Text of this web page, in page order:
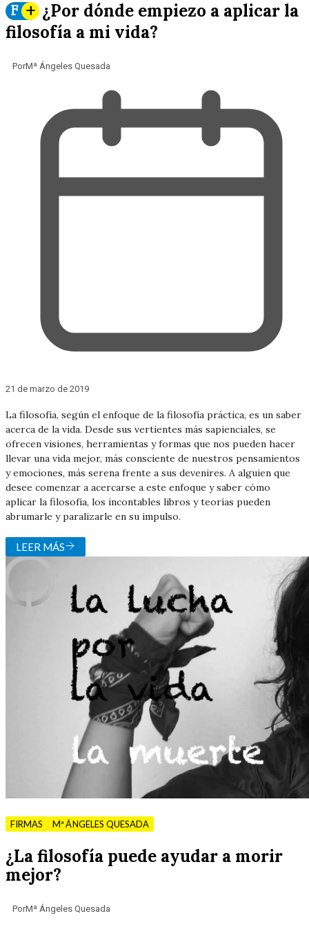
F +¿Por dónde empiezo a aplicar la
filosofía a mi vida?
PorMª Ángeles Quesada
21 de marzo de 2019
La filosofía, según el enfoque de la filosofía práctica, es un saber
acerca de la vida. Desde sus vertientes más sapienciales, se
ofrecen visiones, herramientas y formas que nos pueden hacer
llevar una vida mejor, más consciente de nuestros pensamientos
y emociones, más serena frente a sus devenires. A alguien que
desee comenzar a acercarse a este enfoque y saber cómo
aplicar la filosofía, los incontables libros y teorías pueden
abrumarle y paralizarle en su impulso.
LEER MÁS
FIRMAS Mª ÁNGELES QUESADA
¿La filosofía puede ayudar a morir
mejor?
PorMª Ángeles Quesada